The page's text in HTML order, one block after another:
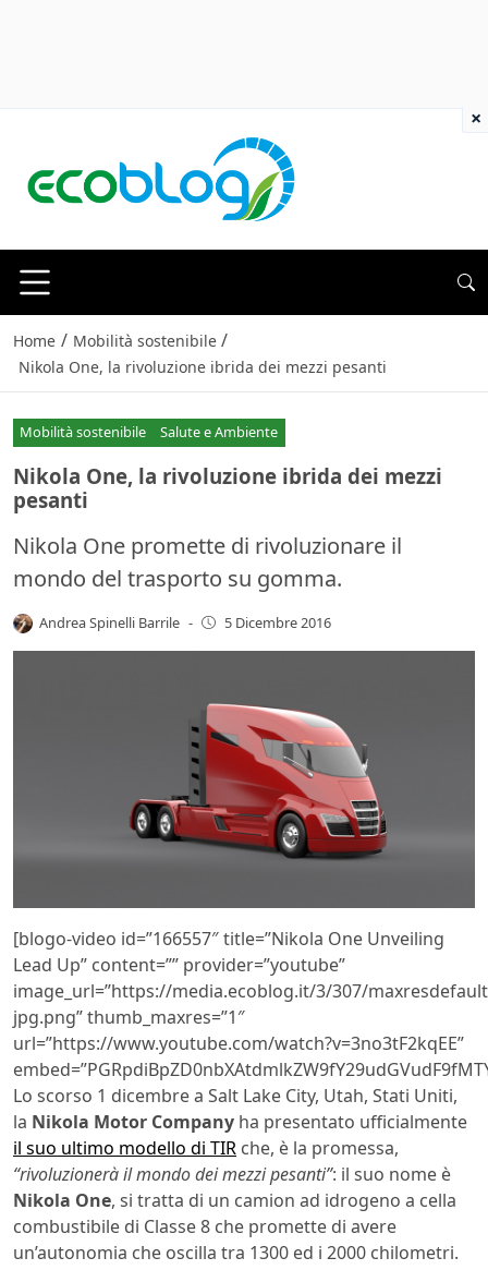
Home / Mobilità sostenibile /
Nikola One, la rivoluzione ibrida dei mezzi pesanti
Mobilità sostenibile Salute e Ambiente
Nikola One, la rivoluzione ibrida dei mezzi
pesanti
Nikola One promette di rivoluzionare il
mondo del trasporto su gomma.
Andrea Spinelli Barrile - 5 Dicembre 2016
[blogo-video id=”166557″ title=”Nikola One Unveiling
Lead Up” content=”” provider=”youtube”
image_url=”https://media.ecoblog.it/3/307/
jpg.png” thumb_maxres=”1″
url=”https://www.youtube.com/watch?v=3no3tF2kqEE”
Lo scorso 1 dicembre a Salt Lake City, Utah, Stati Uniti,
la Nikola Motor Company ha presentato ufficialmente
il suo ultimo modello di TIR che, è la promessa,
“rivoluzionerà il mondo dei mezzi pesanti”: il suo nome è
Nikola One, si tratta di un camion ad idrogeno a cella
combustibile di Classe 8 che promette di avere
un’autonomia che oscilla tra 1300 ed i 2000 chilometri.
×